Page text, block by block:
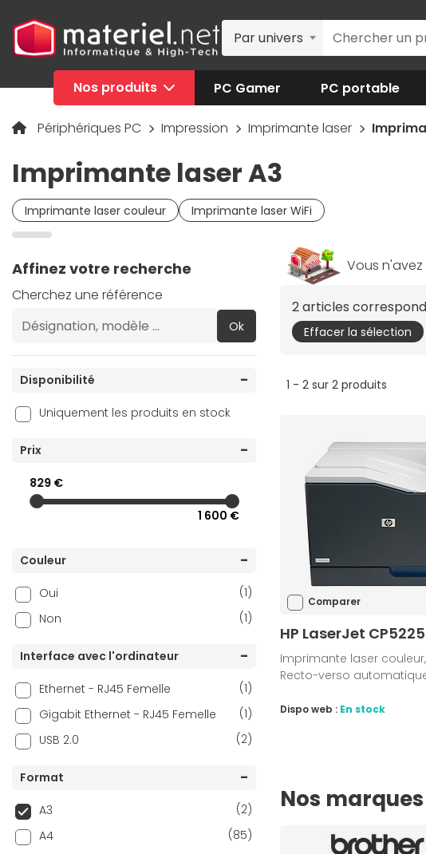
Par univers
Nos produits PC Gamer PC portable
Périphériques PC Impression Imprimante laser
Imprimante laser A3
Imprimante laser couleur Imprimante laser WiFi
Affinez votre recherche
Cherchez une référence
Ok
Disponibilité
Uniquement les produits en stock
Prix
829 €
1 600 €
Couleur
Oui
(1)
Non
(1)
Interface avec l'ordinateur
Ethernet - RJ45 Femelle
(1)
Gigabit Ethernet - RJ45 Femelle
(1)
USB 2.0
(2)
Format
A3
(2)
A4
(85)
Vous
2 articles
Effacer la sélection
1 - 2 sur 2 produits
Comparer
HP LaserJet
Imprimante laser couleur,
Recto-verso
Dispo web : En stock
Nos